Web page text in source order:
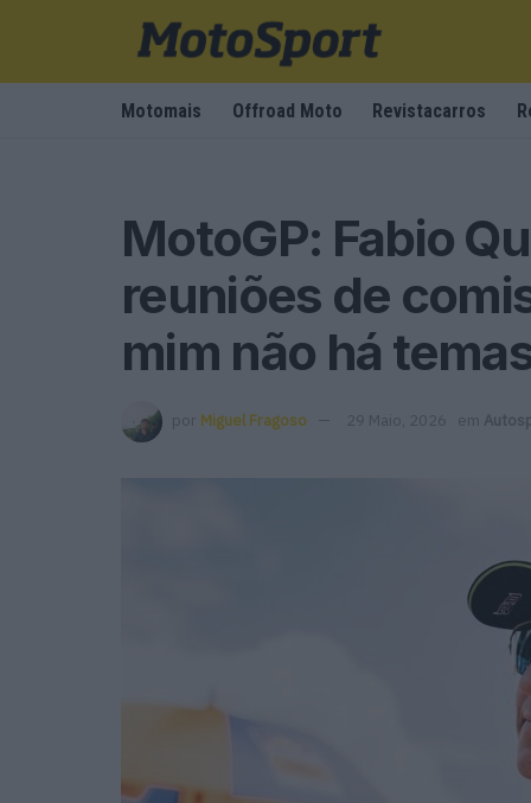
Motomais Offroad Moto Revistacarros
MotoGP: Fabio
reuniões de
mim não há
por Miguel Fragoso 29 Maio, 2026 em